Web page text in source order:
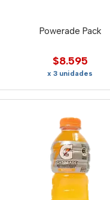
Powerade Pack
$8.595
x 3 unidades